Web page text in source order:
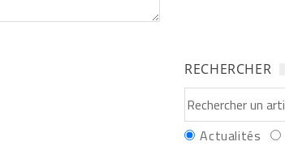
RECHERCHER
Actualités